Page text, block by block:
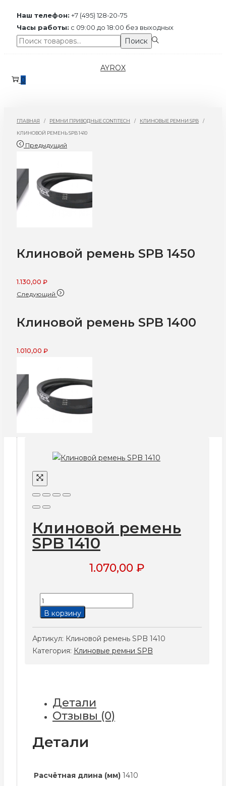
Наш телефон: +7 (495) 128-20-75
Часы работы: с 09:00 до 18:00 без выходных
Поиск:>
Поиск
к
к
AYROX
0
ГЛАВНАЯ / РЕМНИ ПРИВОДНЫЕ CONTITECH / КЛИНОВЫЕ РЕМНИ SPB /
КЛИНОВОЙ РЕМЕНЬ SPB 1410
Предыдущий
Клиновой ремень SPB 1450
1.130,00 ₽
Следующий
Клиновой ремень SPB 1400
1.010,00 ₽
Клиновой ремень
SPB 1410
1.070,00 ₽
Количество
товара
ремень
SPB
В корзину
Артикул: Клиновой ремень SPB 1410
Категория: Клиновые ремни SPB
Детали
Отзывы (0)
Детали
Расчётная длина (мм) 1410